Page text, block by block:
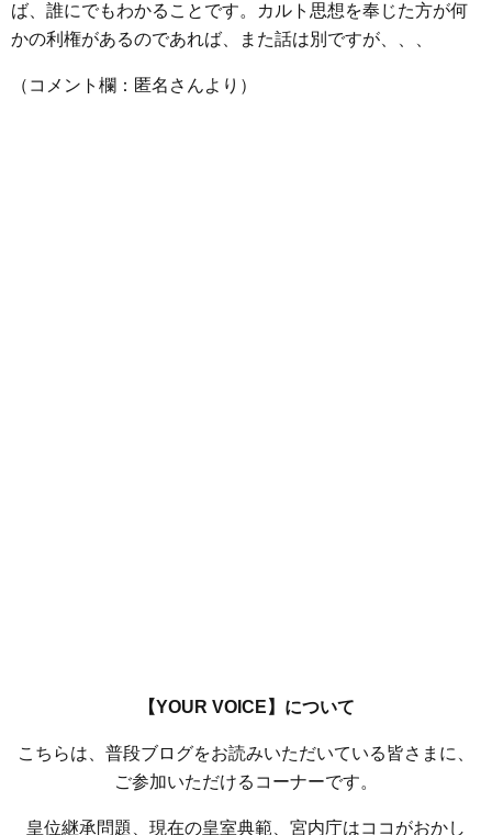
ば、誰にでもわかることです。カルト思想を奉じた方が何
かの利権があるのであれば、また話は別ですが、、、
（コメント欄：匿名さんより）
【YOUR VOICE】について
こちらは、普段ブログをお読みいただいている皆さまに、
ご参加いただけるコーナーです。
皇位継承問題、現在の皇室典範、宮内庁はココがおかし